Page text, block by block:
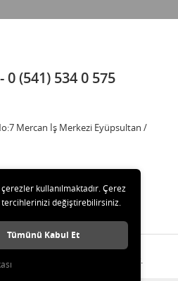
0 (541) 534 0 575
Mercan İş Merkezi Eyüpsultan /
ÜRÜNLERİ Tüm hakları saklıdır.
kullanılmaktadır. Çerez
tercihlerinizi değiştirebilirsiniz.
Tümünü Kabul Et